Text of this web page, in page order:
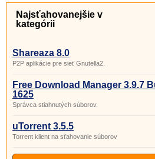
Najsťahovanejšie v
kategórii
Shareaza 8.0
P2P aplikácie pre sieť Gnutella2.
Free Download Manager 3.9.7
1625
Správca stiahnutých súborov.
uTorrent 3.5.5
Torrent klient na sťahovanie súborov